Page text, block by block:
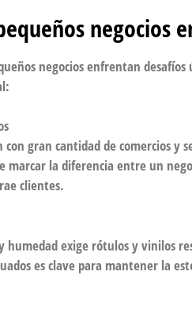
negocios
negocios enfrentan desafíos
gran cantidad de comercios y
marcar la diferencia entre un
clientes.
humedad exige rótulos y vinilos
es clave para mantener la